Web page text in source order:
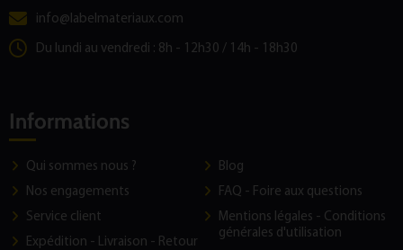
info@labelmateriaux.com
Du lundi au vendredi : 8h - 12h30 / 14h - 18h30
Informations
Qui sommes nous ?
Nos engagements
Service client
Expédition - Livraison - Retour
Blog
FAQ - Foire aux questions
Mentions légales - Conditions
générales d'utilisation